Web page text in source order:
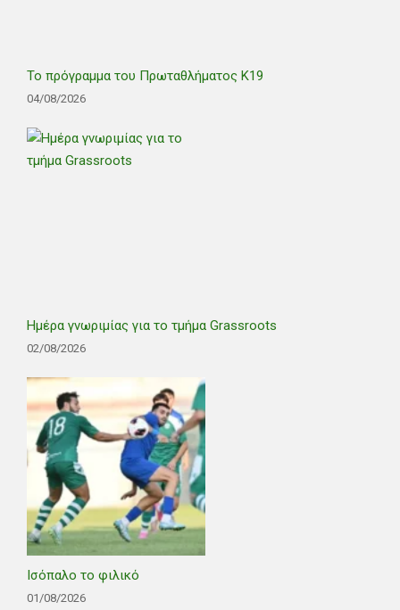
Το πρόγραμμα του Πρωταθλήματος Κ19
04/08/2026
Ημέρα γνωριμίας για το τμήμα Grassroots
02/08/2026
Ισόπαλο το φιλικό
01/08/2026